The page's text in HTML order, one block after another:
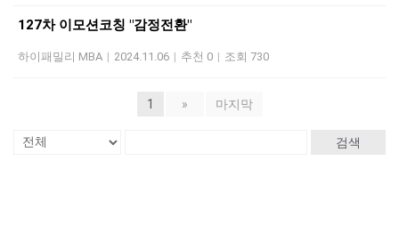
127차 이모션코칭 "감정전환"
하이패밀리 MBA | 2024.11.06 | 추천 0 | 조회 730
1 » 마지막
검색